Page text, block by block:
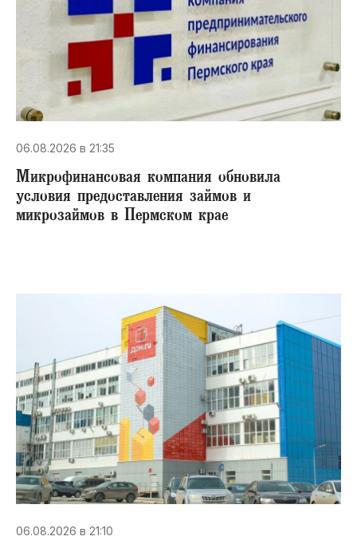
06.08.2026 в 21:35
Микрофинансовая компания обновила
условия предоставления займов и
микрозаймов в Пермском крае
06.08.2026 в 21:10